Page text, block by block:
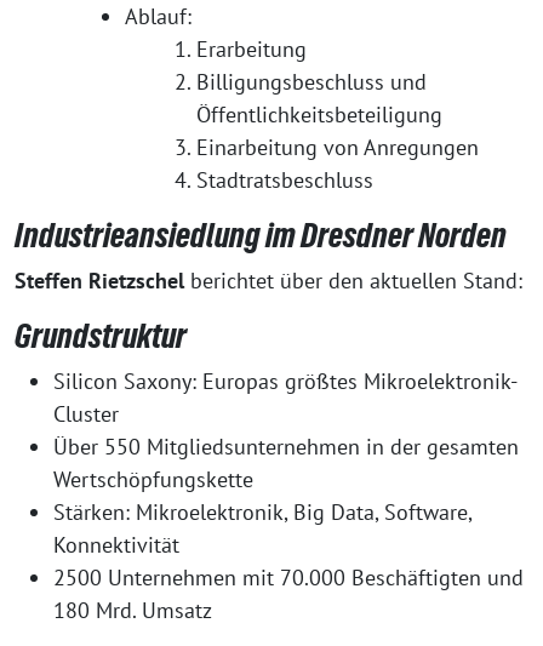
Ablauf:
Erarbeitung
Billigungsbeschluss und
Öffentlichkeitsbeteiligung
Einarbeitung von Anregungen
Stadtratsbeschluss
Industrieansiedlung im Dresdner Norden
Steffen Rietzschelberichtet über den aktuellen Stand:
Grundstruktur
Silicon Saxony: Europas größtes Mikroelektronik-
Cluster
Über 550 Mitgliedsunternehmen in der gesamten
Wertschöpfungskette
Stärken: Mikroelektronik, Big Data, Software,
Konnektivität
2500 Unternehmen mit 70.000 Beschäftigten und
180 Mrd. Umsatz